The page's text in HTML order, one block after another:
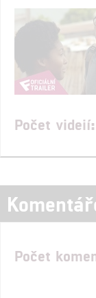
Počet
Počet